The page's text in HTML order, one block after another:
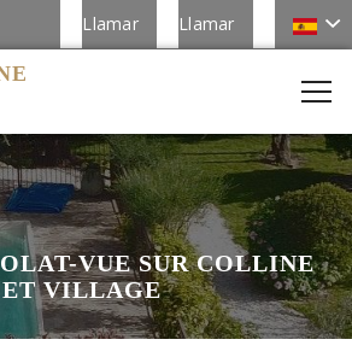
Llamar
Llamar
VUE SUR COLLINE
ET VILLAGE